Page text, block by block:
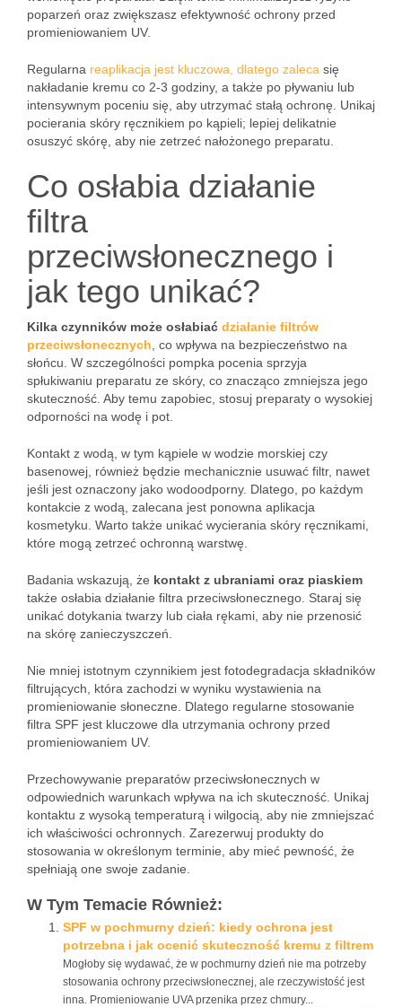
poparzeń oraz zwiększasz efektywność ochrony przed
promieniowaniem UV.
Regularna reaplikacja jest kluczowa, dlatego zaleca się
nakładanie kremu co 2-3 godziny, a także po pływaniu lub
intensywnym poceniu się, aby utrzymać stałą ochronę. Unikaj
pocierania skóry ręcznikiem po kąpieli; lepiej delikatnie
osuszyć skórę, aby nie zetrzeć nałożonego preparatu.
Co osłabia działanie
filtra
przeciwsłonecznego i
jak tego unikać?
Kilka czynników może osłabiać działanie filtrów
przeciwsłonecznych , co wpływa na bezpieczeństwo na
słońcu. W szczególności pompka pocenia sprzyja
spłukiwaniu preparatu ze skóry, co znacząco zmniejsza jego
skuteczność. Aby temu zapobiec, stosuj preparaty o wysokiej
odporności na wodę i pot.
Kontakt z wodą, w tym kąpiele w wodzie morskiej czy
basenowej, również będzie mechanicznie usuwać filtr, nawet
jeśli jest oznaczony jako wodoodporny. Dlatego, po każdym
kontakcie z wodą, zalecana jest ponowna aplikacja
kosmetyku. Warto także unikać wycierania skóry ręcznikami,
które mogą zetrzeć ochronną warstwę.
Badania wskazują, że kontakt z ubraniami oraz piaskiem
także osłabia działanie filtra przeciwsłonecznego. Staraj się
unikać dotykania twarzy lub ciała rękami, aby nie przenosić
na skórę zanieczyszczeń.
Nie mniej istotnym czynnikiem jest fotodegradacja składników
filtrujących, która zachodzi w wyniku wystawienia na
promieniowanie słoneczne. Dlatego regularne stosowanie
filtra SPF jest kluczowe dla utrzymania ochrony przed
promieniowaniem UV.
Przechowywanie preparatów przeciwsłonecznych w
odpowiednich warunkach wpływa na ich skuteczność. Unikaj
kontaktu z wysoką temperaturą i wilgocią, aby nie zmniejszać
ich właściwości ochronnych. Zarezerwuj produkty do
stosowania w określonym terminie, aby mieć pewność, że
spełniają one swoje zadanie.
W Tym Temacie Również:
SPF w pochmurny dzień: kiedy ochrona jest
potrzebna i jak ocenić skuteczność kremu z filtrem
Mogłoby się wydawać, że w pochmurny dzień nie ma potrzeby
stosowania ochrony przeciwsłonecznej, ale rzeczywistość jest
inna. Promieniowanie UVA przenika przez chmury...